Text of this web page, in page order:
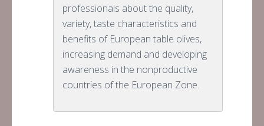
professionals about the quality,
variety, taste characteristics and
benefits of European table olives,
increasing demand and developing
awareness in the nonproductive
countries of the European Zone.